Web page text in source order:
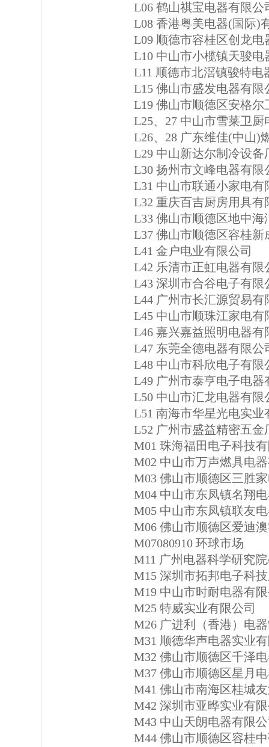
L06 鹤山祺宝电器有限公
L08 香港粤美电器(国际)
L09 顺德市容桂区创龙电
L10 中山市小榄镇天骏电
L11 顺德市北滘镇骏特电
L15 佛山市盛发电器有限
L19 佛山市顺德区安格尔
L25、27 中山市雪莱卫厨
L26、28 广东维佳(中山)
L29 中山新达尔制冷设备
L30 扬州市文峰电器有限
L31 中山市联通小家电有
L32 重庆百吉厨房用具有
L33 佛山市顺德区地中海
L37 佛山市顺德区容桂新
L41 金户电业有限公司
L42 乐清市正虹电器有限
L43 深圳市合谷电子有限
L44 广州市长汇源贸易有
L45 中山市顺珠江家电有
L46 嘉兴嘉益照明电器有
L47 东莞全德电器有限公
L48 中山市科欣电子有限
L49 广州市泰亨电子电器
L50 中山市汇龙电器有限
L51 南海市华星光电实业
L52 广州市盛益精密五金
M01 珠海福田电子科技
M02 中山市万声燃具电
M03 佛山市顺德区三胜
M04 中山市东凤镇名翔
M05 中山市东凤镇联友
M06 佛山市顺德区爱迪
M07080910 环球市场
M11 广州电器科学研究
M15 深圳市拓邦电子科
M19 中山市时耐电器有
M25 特威实业有限公司
M26 广进利（香港）电
M31 顺德华声电器实业
M32 佛山市顺德区千泽
M37 佛山市顺德区星月
M41 佛山市南海区桂城
M42 深圳市亚晔实业有
M43 中山天朗电器有限
M44 佛山市顺德区容桂